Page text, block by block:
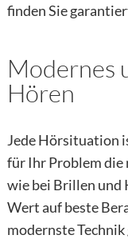
finden Sie
Modernes
Hören
Jede Hörsituation
für Ihr Problem die
wie bei Brillen und
Wert auf beste
modernste